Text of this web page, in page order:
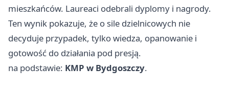
mieszkańców. Laureaci odebrali dyplomy i nagrody.
Ten wynik pokazuje, że o sile dzielnicowych nie
decyduje przypadek, tylko wiedza, opanowanie i
gotowość do działania pod presją.
na podstawie: KMP w Bydgoszczy.